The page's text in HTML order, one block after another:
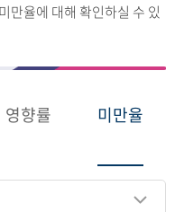
만율에 대해 확인하실 수 있
영향률 미만율